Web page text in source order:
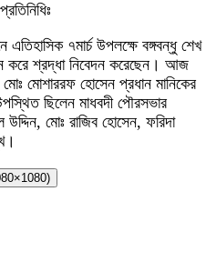
৭মার্চ উপলক্ষে বঙ্গবন্ধু শেখ
করে শ্রদ্ধা নিবেদন করেছেন। আজ
মোঃ মোশাররফ হোসেন প্রধান মানিকের
ছিলেন মাধবদী পৌরসভার
মোঃ রাজিব হোসেন, ফরিদা